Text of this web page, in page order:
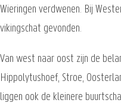
Wieringen verdwenen. Bij
vikingschat gevonden.
Van west naar oost zijn de
Hippolytushoef, Stroe,
liggen ook de kleinere